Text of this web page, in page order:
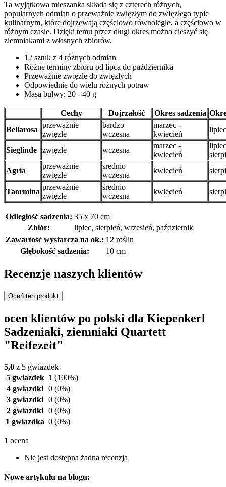
Ta wyjątkowa mieszanka składa się z czterech różnych,
popularnych odmian o przeważnie zwięzłym do zwięzłego typie
kulinarnym, które dojrzewają częściowo równolegle, a częściowo w
różnym czasie. Dzięki temu przez długi okres można cieszyć się
ziemniakami z własnych zbiorów.
12 sztuk z 4 różnych odmian
Różne terminy zbioru od lipca do października
Przeważnie zwięzłe do zwięzłych
Odpowiednie do wielu różnych potraw
Masa bulwy: 20 - 40 g
Cechy Dojrzałość Okres sadzenia
Bellarosa
przeważnie
zwięzłe
bardzo
wczesna
marzec -
kwiecień
lipiec
Sieglinde zwięzłe wczesna
marzec -
kwiecień
Agria
przeważnie
zwięzłe
średnio
wczesna
kwiecień
Taormina
przeważnie
zwięzłe
średnio
wczesna
kwiecień
Odległość sadzenia: 35 x 70 cm
Zbiór:
lipiec, sierpień, wrzesień, październik
Zawartość wystarcza na ok.: 12 roślin
Głębokość sadzenia:
10 cm
Recenzje naszych klientów
Oceń ten produkt
ocen klientów po polski dla Kiepenkerl
Sadzeniaki, ziemniaki Quartett
"Reifezeit"
5,0 z 5 gwiazdek
5 gwiazdek 1 (100%)
4 gwiazdki 0 (0%)
3 gwiazdki 0 (0%)
2 gwiazdki 0 (0%)
1 gwiazdka 0 (0%)
1 ocena
Nie jest dostępna żadna recenzja
Nowe artykułu na blogu: